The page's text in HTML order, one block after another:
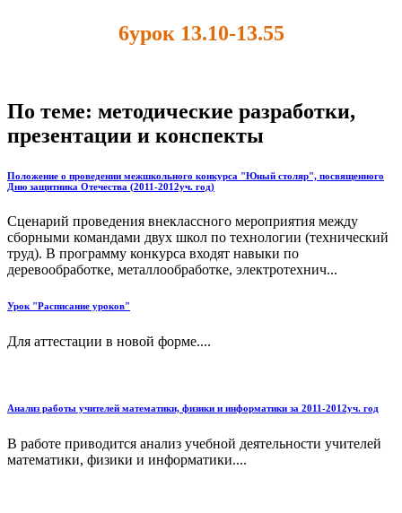
6урок 13.10-13.55
По теме: методические разработки,
презентации и конспекты
Положение о проведении межшкольного конкурса "Юный столяр", посвященного
Дню защитника Отечества (2011-2012уч. год)
Сценарий проведения внеклассного мероприятия между
сборными командами двух школ по технологии (технический
труд). В программу конкурса входят навыки по
деревообработке, металлообработке, электротехнич...
Урок "Расписание уроков"
Для аттестации в новой форме....
Анализ работы учителей математики, физики и информатики за 2011-2012уч. год
В работе приводится анализ учебной деятельности учителей
математики, физики и информатики....